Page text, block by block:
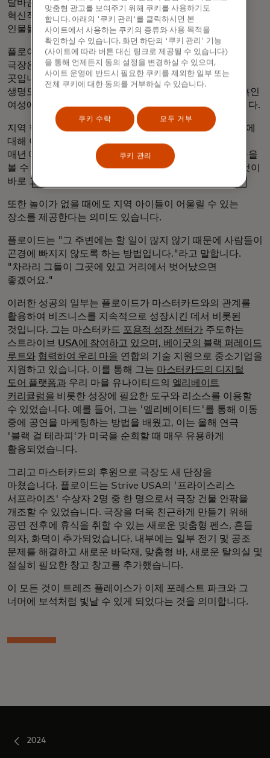
탈바꿈시켰습니다. 이 극장의 사명은 진정성 있고
혁신적이며 실제적인 이야기를 통해 다양하고 소외된
인물들에게 목소리를 내는 것입니다.
플로이드에게 그것은 "어두운 곳의 보석"이 되었습니다.
극장은 단순한 건물이 아니라 커뮤니티의 집과도 같은
곳입니다. 즉, 자신의 트레 프로덕션 그룹을 통해 '흑인의
생명도 중요하다'를 주제로 한 연극과 HIV 진단을 받은 흑인
여성에 관한 연극 등 자신이 만든 연극을 선보이고 있습니다.
지역 학교에 찾아가 학생들에게 예술 분야의 다양한 진로에
대해 이야기하고, 예술에 관심이 있는 졸업반 학생들에게
매년 대학 장학금을 제공하며, 동네 주민들에게 그의 작품을
볼 수 있도록 티켓을
나눠주는 비영리 단체를 설립하는 것이
바로 그것입니다.
또한 놀이가 없을 때에도 지역 아이들이 어울릴 수 있는
장소를 제공한다는 의미도 있습니다.
플로이드는 "그 주변에는 할 일이 많지 않기 때문에 사람들이
곤경에 빠지지 않도록 하는 방법입니다."라고 말합니다.
"차라리 그들이 그곳에 있고 거리에서 벗어났으면
좋겠어요."
이러한 성공의 일부는 플로이드가 마스터카드와의 관계를
활용하여 비즈니스를 지속적으로 성장시킨 데서 비롯된
것입니다. 그는 마스터카드 포용적 성장 센터가주도하는
스트라이브 USA에 참여하고 있으며, 베이굿의 블랙 퍼레이드
루트와 협력하여 우리 마을 연합의 기술 지원으로 중소기업을
지원하고 있습니다. 이를 통해 그는 마스터카드의 디지털
도어 플랫폼과우리 마을 유나이티드의 엘리베이트
커리큘럼을 비롯한 성장에 필요한 도구와 리소스를 이용할
수 있었습니다. 예를 들어, 그는 '엘리베이티드'를 통해 이동
중에 공연을 마케팅하는 방법을 배웠고, 이는 올해 연극
'블랙 걸 테라피'가 미국을 순회할 때 매우 유용하게
활용되었습니다.
그리고 마스터카드의 후원으로 극장도 새 단장을
마쳤습니다. 플로이드는 Strive USA의 '프라이스리스
서프라이즈' 수상자 2명 중 한 명으로서 극장 건물 안팎을
개조할 수 있었습니다. 극장을 더욱 친근하게 만들기 위해
공연 전후에 휴식을 취할 수 있는 새로운 맞춤형 펜스, 흔들
의자, 화덕이 추가되었습니다. 내부에는 일부 전기 및 공조
문제를 해결하고 새로운 바닥재, 맞춤형 바, 새로운 탈의실 및
절실히 필요한 창고 창고를 추가했습니다.
이 모든 것이 트레즈 플레이스가 이제 포레스트 파크와 그
너머에 보석처럼 빛날 수 있게 되었다는 것을 의미합니다.
2024
맞춤형 광고를 보여주기 위해 쿠키를 사용하기도
합니다. 아래의 '쿠키 관리'를 클릭하시면 본
사이트에서 사용하는 쿠키의 종류와 사용 목적을
확인하실 수 있습니다. 화면 하단의 '쿠키 관리' 기능
(사이트에 따라 버튼 대신 링크로 제공될 수 있습니다)
을 통해 언제든지 동의 설정을 변경하실 수 있으며,
사이트 운영에 반드시 필요한 쿠키를 제외한 일부 또는
전체 쿠키에 대한 동의를 거부하실 수 있습니다.
쿠키 수락 모두 거부
쿠키 관리